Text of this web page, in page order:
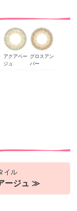
アクアベー
ジュ
グロスアン
バー
イル
ージュ ≫